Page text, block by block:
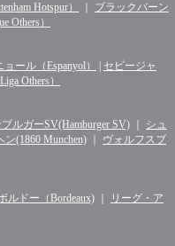
Hotspur）
ブラックバーン
Others）
ール（Espanyol）
セビージャ
Others）
ルガーSV(Hamburger SV)
シュ
ン(1860 Munchen)
ヴォルフスブ
ルドー（Bordeaux)
リーグ・ア